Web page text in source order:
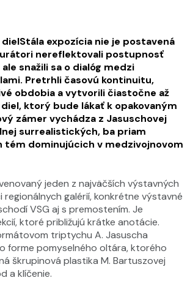
dielStála expozícia nie je postavená
nereflektovali postupnosť
snažili sa o dialóg medzi
Pretrhli časovú kontinuitu,
obdobia a vytvorili čiastočne až
ktorý bude lákať k opakovaným
zámer vychádza z Jasuschovej
surrealistických, ba priam
tém dominujúcich v medzivojnovom
jeden z najväčších výstavných
galérií, konkrétne výstavné
VSG aj s premostením. Je
ktoré približujú krátke anotácie.
triptychu A. Jasuscha
forme pomyselného oltára, ktorého
škrupinová plastika M. Bartuszovej
a klíčenie.